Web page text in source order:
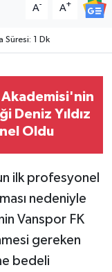
A- A+
Süresi: 1 Dk
Akademisi'nin
Deniz Yıldız
Oldu
ilk profesyonel
nedeniyle
Vanspor FK
gereken
bedeli